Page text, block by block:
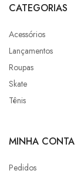
CATEGORIAS
Acessórios
Lançamentos
Roupas
Skate
Tênis
MINHA CONTA
Pedidos